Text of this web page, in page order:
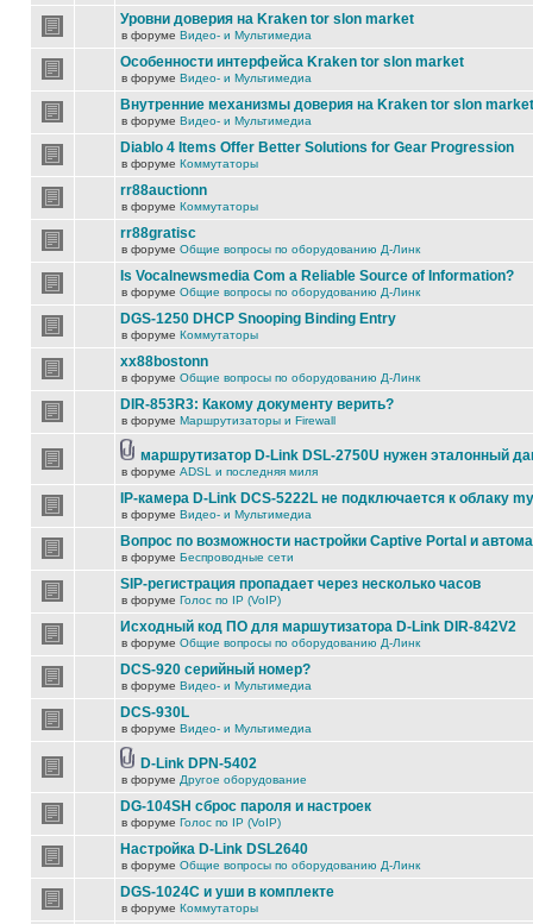
Уровни доверия на Kraken tor slon market
в форуме Видео- и Мультимедиа
Особенности интерфейса Kraken tor slon market
в форуме Видео- и Мультимедиа
Внутренние механизмы доверия на Kraken tor slon market
в форуме Видео- и Мультимедиа
Diablo 4 Items Offer Better Solutions for Gear Progression
в форуме Коммутаторы
rr88auctionn
в форуме Коммутаторы
rr88gratisc
в форуме Общие вопросы по оборудованию Д-Линк
Is Vocalnewsmedia Com a Reliable Source of Information?
в форуме Общие вопросы по оборудованию Д-Линк
DGS-1250 DHCP Snooping Binding Entry
в форуме Коммутаторы
xx88bostonn
в форуме Общие вопросы по оборудованию Д-Линк
DIR-853R3: Какому документу верить?
в форуме Маршрутизаторы и Firewall
маршрутизатор D-Link DSL-2750U нужен эталонный
в форуме ADSL и последняя миля
IP-камера D-Link DCS-5222L не подключается к облаку
в форуме Видео- и Мультимедиа
Вопрос по возможности настройки Captive Portal и
в форуме Беспроводные сети
SIP-регистрация пропадает через несколько часов
в форуме Голос по IP (VoIP)
Исходный код ПО для маршутизатора D-Link DIR-842V2
в форуме Общие вопросы по оборудованию Д-Линк
DCS-920 серийный номер?
в форуме Видео- и Мультимедиа
DCS-930L
в форуме Видео- и Мультимедиа
D-Link DPN-5402
в форуме Другое оборудование
DG-104SH сброс пароля и настроек
в форуме Голос по IP (VoIP)
Настройка D-Link DSL2640
в форуме Общие вопросы по оборудованию Д-Линк
DGS-1024C и уши в комплекте
в форуме Коммутаторы